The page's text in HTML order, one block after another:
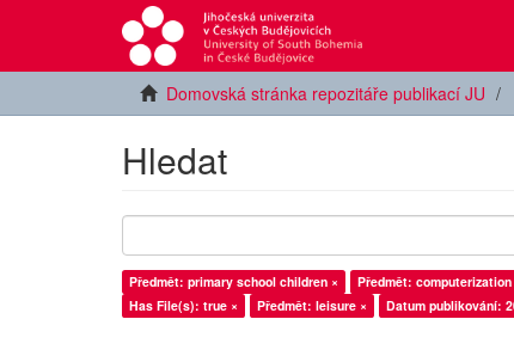
Domovská stránka repozitáře publikací JU
Hledat
Předmět: primary school children × Předmět: computerization
Has File(s): true ×
Předmět: leisure × Datum publikování: